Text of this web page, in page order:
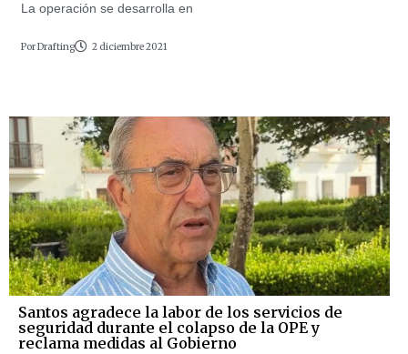
La operación se desarrolla en
PorDrafting 2 diciembre 2021
Santos agradece la labor de los servicios de
seguridad durante el colapso de la OPE y
reclama medidas al Gobierno